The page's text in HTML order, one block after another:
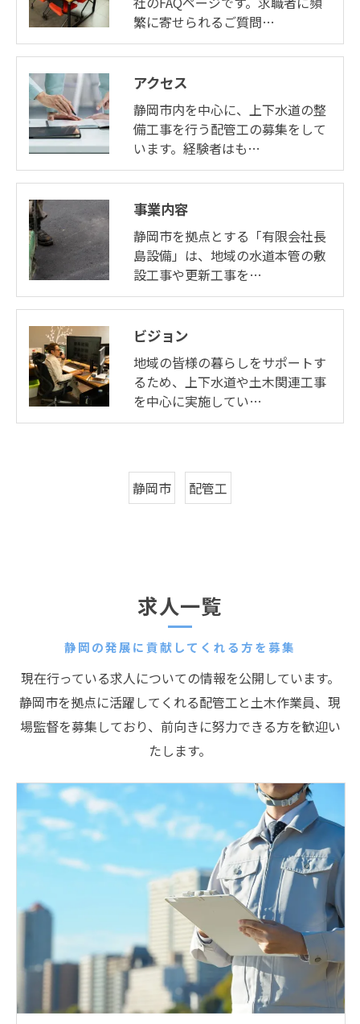
繁に寄せられるご質問…
アクセス
静岡市内を中心に、上下水道の整
備工事を行う配管工の募集をして
います。経験者はも…
事業内容
静岡市を拠点とする「有限会社長
島設備」は、地域の水道本管の敷
設工事や更新工事を…
ビジョン
地域の皆様の暮らしをサポートす
るため、上下水道や土木関連工事
を中心に実施してい…
静岡市 配管工
静岡の発展に貢献してくれる方を募集
求人一覧
現在行っている求人についての情報を公開しています。
静岡市を拠点に活躍してくれる配管工と土木作業員、現
場監督を募集しており、前向きに努力できる方を歓迎い
たします。